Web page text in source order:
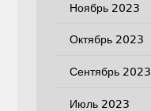
Ноябрь 2023
Октябрь 2023
Сентябрь 2023
Июль 2023